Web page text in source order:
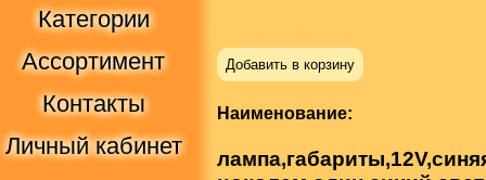
Категории
Ассортимент
Контакты
Личный кабинет
Добавить в корзину
Наименование: